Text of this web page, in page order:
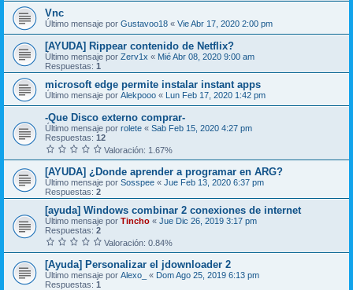
Vnc
Último mensaje por Gustavoo18 « Vie Abr 17, 2020 2:00 pm
[AYUDA] Rippear contenido de Netflix?
Último mensaje por Zerv1x « Mié Abr 08, 2020 9:00 am
Respuestas: 1
microsoft edge permite instalar instant apps
Último mensaje por Alekpooo « Lun Feb 17, 2020 1:42 pm
-Que Disco externo comprar-
Último mensaje por rolete « Sab Feb 15, 2020 4:27 pm
Respuestas: 12
Valoración: 1.67%
[AYUDA] ¿Donde aprender a programar en ARG?
Último mensaje por Sosspee « Jue Feb 13, 2020 6:37 pm
Respuestas: 2
[ayuda] Windows combinar 2 conexiones de internet
Último mensaje por Tincho « Jue Dic 26, 2019 3:17 pm
Respuestas: 2
Valoración: 0.84%
[Ayuda] Personalizar el jdownloader 2
Último mensaje por Alexo_ « Dom Ago 25, 2019 6:13 pm
Respuestas: 1